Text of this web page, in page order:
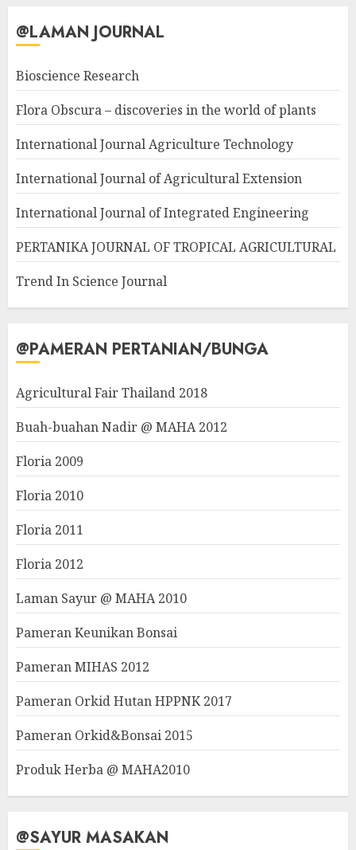
@LAMAN JOURNAL
Bioscience Research
Flora Obscura – discoveries in the world of plants
International Journal Agriculture Technology
International Journal of Agricultural Extension
International Journal of Integrated Engineering
PERTANIKA JOURNAL OF TROPICAL AGRICULTURAL
Trend In Science Journal
@PAMERAN PERTANIAN/BUNGA
Agricultural Fair Thailand 2018
Buah-buahan Nadir @ MAHA 2012
Floria 2009
Floria 2010
Floria 2011
Floria 2012
Laman Sayur @ MAHA 2010
Pameran Keunikan Bonsai
Pameran MIHAS 2012
Pameran Orkid Hutan HPPNK 2017
Pameran Orkid&Bonsai 2015
Produk Herba @ MAHA2010
@SAYUR MASAKAN